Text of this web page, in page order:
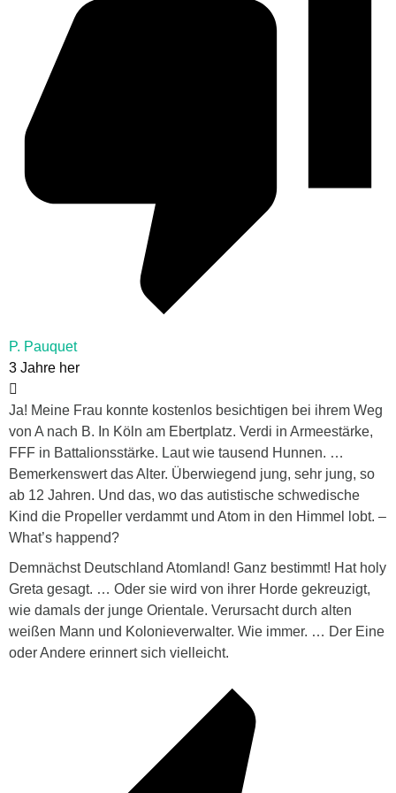
P. Pauquet
3 Jahre her
Ja! Meine Frau konnte kostenlos besichtigen bei ihrem Weg
von A nach B. In Köln am Ebertplatz. Verdi in Armeestärke,
FFF in Battalionsstärke. Laut wie tausend Hunnen. …
Bemerkenswert das Alter. Überwiegend jung, sehr jung, so
ab 12 Jahren. Und das, wo das autistische schwedische
Kind die Propeller verdammt und Atom in den Himmel lobt. –
What’s happend?
Demnächst Deutschland Atomland! Ganz bestimmt! Hat holy
Greta gesagt. … Oder sie wird von ihrer Horde gekreuzigt,
wie damals der junge Orientale. Verursacht durch alten
weißen Mann und Kolonieverwalter. Wie immer. … Der Eine
oder Andere erinnert sich vielleicht.